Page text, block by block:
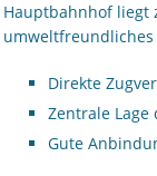
Hauptbahnhof liegt
umweltfreundliches
Direkte
Zentrale Lage
Gute